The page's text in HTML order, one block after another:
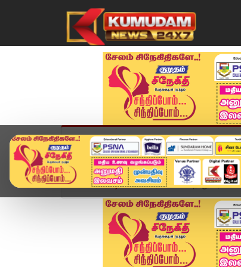
முகப்பு விளையாட்டு அண்மை
Home வீடியோ ஸ்டோரி மேகதாது அணை -